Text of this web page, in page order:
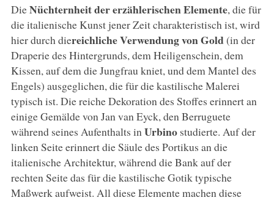
DieNüchternheit der erzählerischen Elemente, die für
die italienische Kunst jener Zeit charakteristisch ist, wird
hier durch diereichliche Verwendung von Gold(in der
Draperie des Hintergrunds, dem Heiligenschein, dem
Kissen, auf dem die Jungfrau kniet, und dem Mantel des
Engels) ausgeglichen, die für die kastilische Malerei
typisch ist. Die reiche Dekoration des Stoffes erinnert an
einige Gemälde von Jan van Eyck, den Berruguete
während seines Aufenthalts in Urbinostudierte. Auf der
linken Seite erinnert die Säule des Portikus an die
italienische Architektur, während die Bank auf der
rechten Seite das für die kastilische Gotik typische
Maßwerk aufweist. All diese Elemente machen diese